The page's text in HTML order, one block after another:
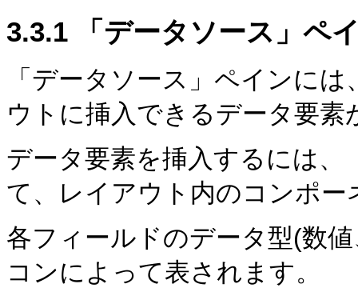
3.3.1 「データソース」ペ
「データソース」ペインに
ウトに挿入できるデータ要素
データ要素を挿入するには
て、レイアウト内のコンポ
各フィールドのデータ型(数
コンによって表されます。